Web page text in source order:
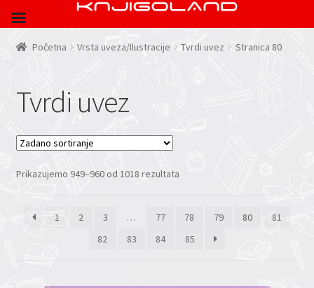
Početna Vrsta uveza/Ilustracije Tvrdi uvez Stranica 80
Tvrdi uvez
Prikazujemo 949–960 od 1018 rezultata
1 2 3 … 77 78 79 80
81
82
83 84 85